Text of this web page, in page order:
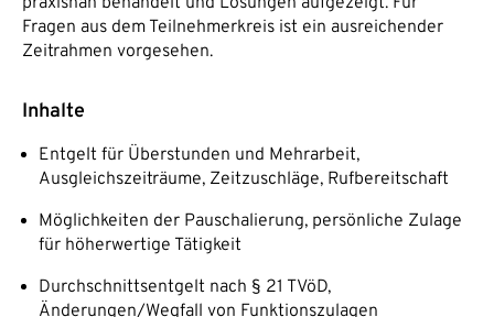
Fragen aus dem Teilnehmerkreis ist ein ausreichender
Zeitrahmen vorgesehen.
Inhalte
Entgelt für Überstunden und Mehrarbeit,
Ausgleichszeiträume, Zeitzuschläge, Rufbereitschaft
Möglichkeiten der Pauschalierung, persönliche Zulage
für höherwertige Tätigkeit
Durchschnittsentgelt nach § 21 TVöD,
Änderungen/Wegfall von Funktionszulagen